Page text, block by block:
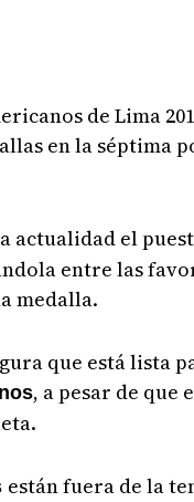
de Lima
en la séptima
actualidad el
entre las
medalla.
que está lista
, a pesar de que
están fuera de la